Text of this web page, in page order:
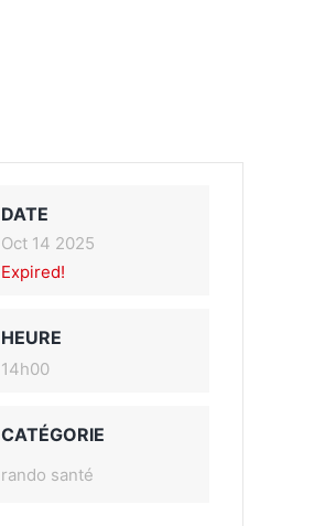
DATE
Oct 14 2025
Expired!
HEURE
14h00
CATÉGORIE
rando santé